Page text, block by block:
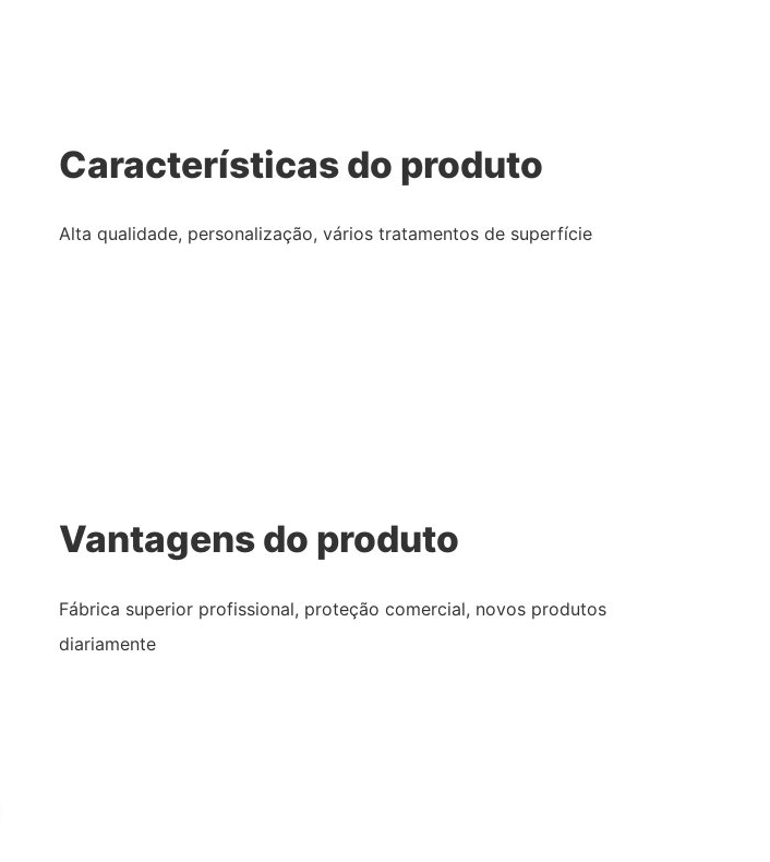
Características do produto
Alta qualidade, personalização, vários tratamentos de superfície
Vantagens do produto
Fábrica superior profissional, proteção comercial, novos produtos
diariamente